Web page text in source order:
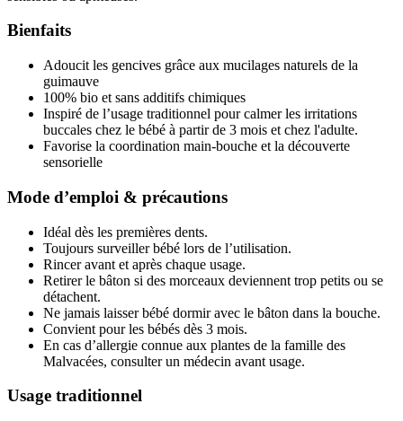
Bienfaits
Adoucit les gencives grâce aux mucilages naturels de la
guimauve
100% bio et sans additifs chimiques
Inspiré de l’usage traditionnel pour calmer les irritations
buccales chez le bébé à partir de 3 mois et chez l'adulte.
Favorise la coordination main-bouche et la découverte
sensorielle
Mode d’emploi & précautions
Idéal dès les premières dents.
Toujours surveiller bébé lors de l’utilisation.
Rincer avant et après chaque usage.
Retirer le bâton si des morceaux deviennent trop petits ou se
détachent.
Ne jamais laisser bébé dormir avec le bâton dans la bouche.
Convient pour les bébés dès 3 mois.
En cas d’allergie connue aux plantes de la famille des
Malvacées, consulter un médecin avant usage.
Usage traditionnel